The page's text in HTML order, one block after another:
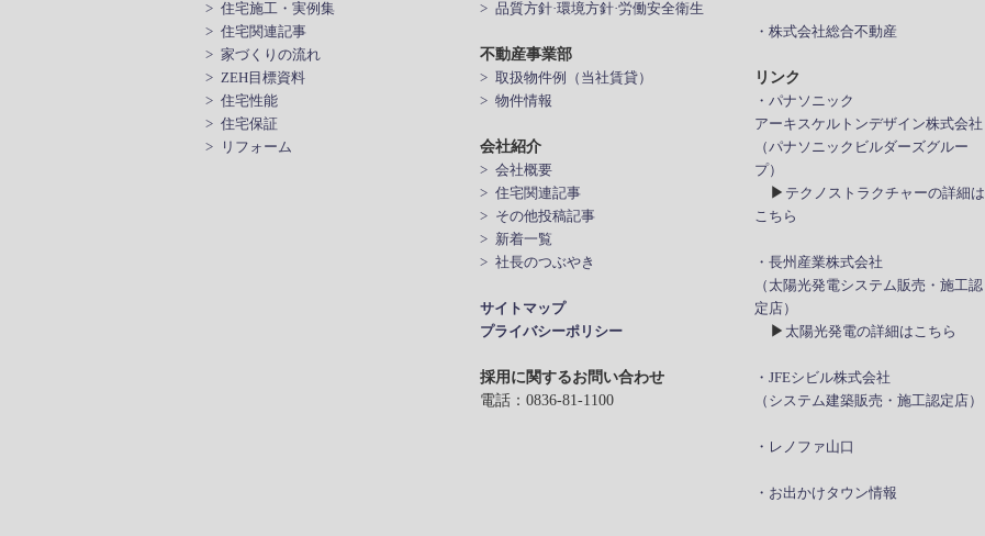
> 住宅施工・実例集
> 住宅関連記事
> 家づくりの流れ
> ZEH目標資料
> 住宅性能
> 住宅保証
> リフォーム
> 品質方針·環境方針·労働安全衛生
不動産事業部
> 取扱物件例（当社賃貸）
> 物件情報
会社紹介
> 会社概要
> 住宅関連記事
> その他投稿記事
> 新着一覧
> 社長のつぶやき
サイトマップ
プライバシーポリシー
採用に関するお問い合わせ
電話：0836-81-1100
・株式会社総合不動産
リンク
・パナソニック
アーキスケルトンデザイン株式会社
（パナソニックビルダーズグルー
プ）
▶ テクノストラクチャーの詳細は
こちら
・長州産業株式会社
（太陽光発電システム販売・施工認
定店）
▶ 太陽光発電の詳細はこちら
・JFEシビル株式会社
（システム建築販売・施工認定店）
・レノファ山口
・お出かけタウン情報